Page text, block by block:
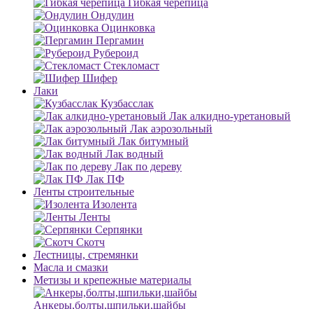
Гибкая черепица
Ондулин
Оцинковка
Пергамин
Рубероид
Стекломаст
Шифер
Лаки
Кузбасслак
Лак алкидно-уретановый
Лак аэрозольный
Лак битумный
Лак водный
Лак по дереву
Лак ПФ
Ленты строительные
Изолента
Ленты
Серпянки
Скотч
Лестницы, стремянки
Масла и смазки
Метизы и крепежные материалы
Анкеры,болты,шпильки,шайбы